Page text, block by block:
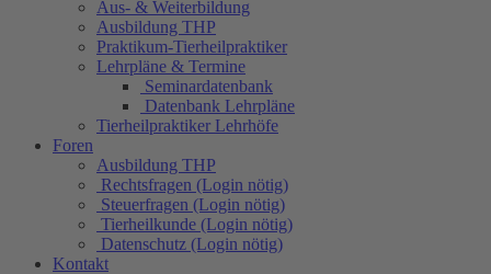
Aus- & Weiterbildung
Ausbildung THP
Praktikum-Tierheilpraktiker
Lehrpläne & Termine
Seminardatenbank
Datenbank Lehrpläne
Tierheilpraktiker Lehrhöfe
Foren
Ausbildung THP
Rechtsfragen (Login nötig)
Steuerfragen (Login nötig)
Tierheilkunde (Login nötig)
Datenschutz (Login nötig)
Kontakt